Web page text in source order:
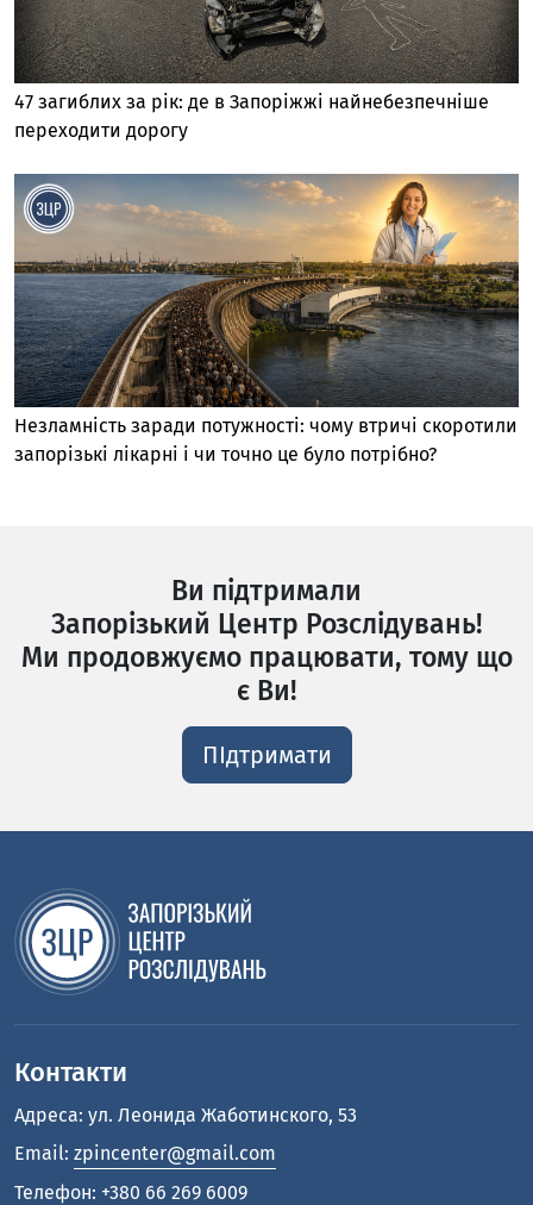
47 загиблих за рік: де в Запоріжжі найнебезпечніше
переходити дорогу
Незламність заради потужності: чому втричі скоротили
запорізькі лікарні і чи точно це було потрібно?
Ви підтримали
Запорізький Центр Розслідувань!
Ми продовжуємо працювати, тому що
є Ви!
ПІдтримати
Контакти
Адреса: ул. Леонида Жаботинского, 53
Email: zpincenter@gmail.com
Телефон: +380 66 269 6009